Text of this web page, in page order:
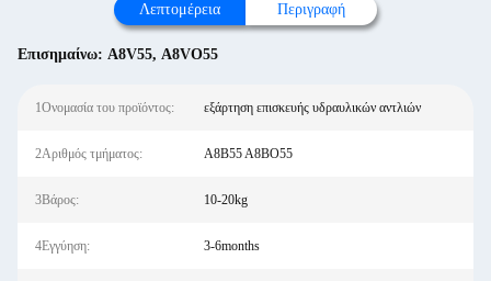
Λεπτομέρεια Περιγραφή
Επισημαίνω: A8V55, A8VO55
1Ονομασία του προϊόντος: εξάρτηση επισκευής υδραυλικών αντλιών
2Αριθμός τμήματος: Α8Β55 Α8ΒΟ55
3Βάρος: 10-20kg
4Εγγύηση: 3-6months